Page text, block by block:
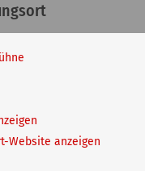
Website anzeigen